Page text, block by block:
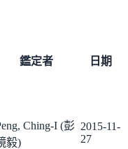
鑑定者 日期
Ching-I (彭
毅)
2015-11-
27